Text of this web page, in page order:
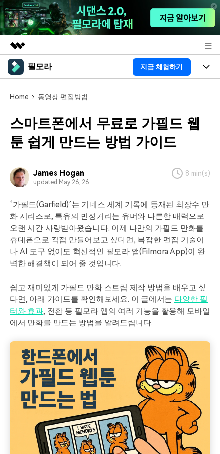
주요 제품
유틸리티
솔루션
회사 소개
뉴스룸
필모라 지금 체험하기
AI 기능 HOT
영상 편집 자료실
고객 지원
핫한 콘텐츠
필모라 정보
더 알아보기
기타 콘텐츠
가격 로그인
검색
Home 동영상 편집방법
스마트폰에서 무료로 가필드 웹
툰 쉽게 만드는 방법 가이드
James Hogan
updated May 26, 26
8 min(s)
‘가필드(Garfield)’는 기네스 세계 기록에 등재된 최장수 만
화 시리즈로, 특유의 빈정거리는 유머와 나른한 매력으로
오랜 시간 사랑받아왔습니다. 이제 나만의 가필드 만화를
휴대폰으로 직접 만들어보고 싶다면, 복잡한 편집 기술이
나 AI 도구 없이도 혁신적인 필모라 앱(Filmora App)이 완
벽한 해결책이 되어 줄 것입니다.
쉽고 재미있게 가필드 만화 스트립 제작 방법을 배우고 싶
다면, 아래 가이드를 확인해보세요. 이 글에서는 다양한 필
터와 효과, 전환 등 필모라 앱의 여러 기능을 활용해 모바일
에서 만화를 만드는 방법을 알려드립니다.